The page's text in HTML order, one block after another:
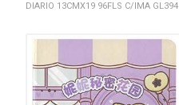
DIARIO 13CMX19 96FLS C/IMA GL394